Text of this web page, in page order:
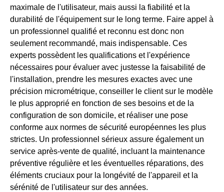
maximale de l'utilisateur, mais aussi la fiabilité et la
durabilité de l'équipement sur le long terme. Faire appel à
un professionnel qualifié et reconnu est donc non
seulement recommandé, mais indispensable. Ces
experts possèdent les qualifications et l'expérience
nécessaires pour évaluer avec justesse la faisabilité de
l'installation, prendre les mesures exactes avec une
précision micrométrique, conseiller le client sur le modèle
le plus approprié en fonction de ses besoins et de la
configuration de son domicile, et réaliser une pose
conforme aux normes de sécurité européennes les plus
strictes. Un professionnel sérieux assure également un
service après-vente de qualité, incluant la maintenance
préventive régulière et les éventuelles réparations, des
éléments cruciaux pour la longévité de l'appareil et la
sérénité de l'utilisateur sur des années.